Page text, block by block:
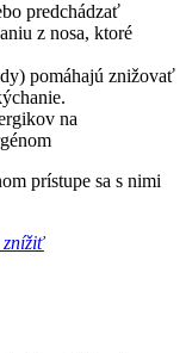
predchádzať
z nosa, ktoré
pomáhajú znižovať
na
prístupe sa s nimi
znížiť